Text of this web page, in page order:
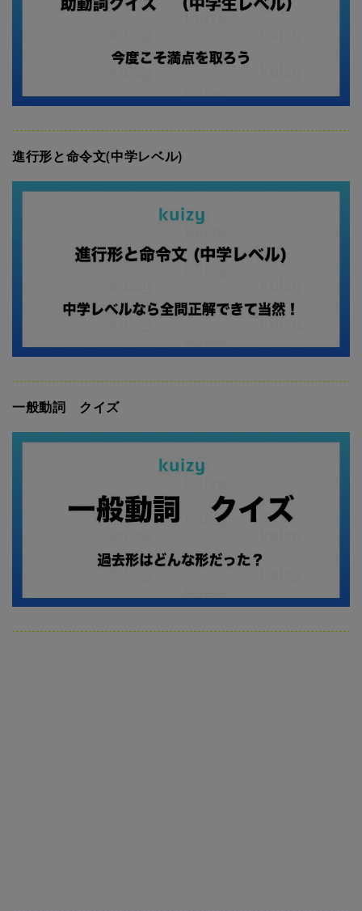
進行形と命令文(中学レベル)
一般動詞 クイズ